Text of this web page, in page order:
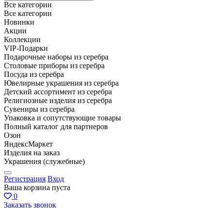
Все категории
Все категории
Новинки
Акции
Коллекции
VIP-Подарки
Подарочные наборы из серебра
Столовые приборы из серебра
Посуда из серебра
Ювелирные украшения из серебра
Детский ассортимент из серебра
Религиозные изделия из серебра
Сувениры из серебра
Упаковка и сопутствующие товары
Полный каталог для партнеров
Озон
ЯндексМаркет
Изделия на заказ
Украшения (служебные)
Регистрация Вход
Ваша корзина пуста
0
Заказать звонок